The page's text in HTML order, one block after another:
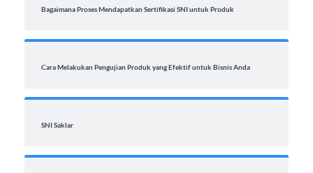
Bagaimana Proses Mendapatkan Sertifikasi SNI untuk Produk
Cara Melakukan Pengujian Produk yang Efektif untuk Bisnis Anda
SNI Saklar